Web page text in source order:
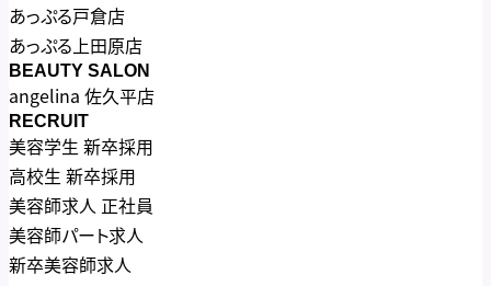
あっぷる戸倉店
あっぷる上田原店
BEAUTY SALON
angelina 佐久平店
RECRUIT
美容学生 新卒採用
高校生 新卒採用
美容師求人 正社員
美容師パート求人
新卒美容師求人